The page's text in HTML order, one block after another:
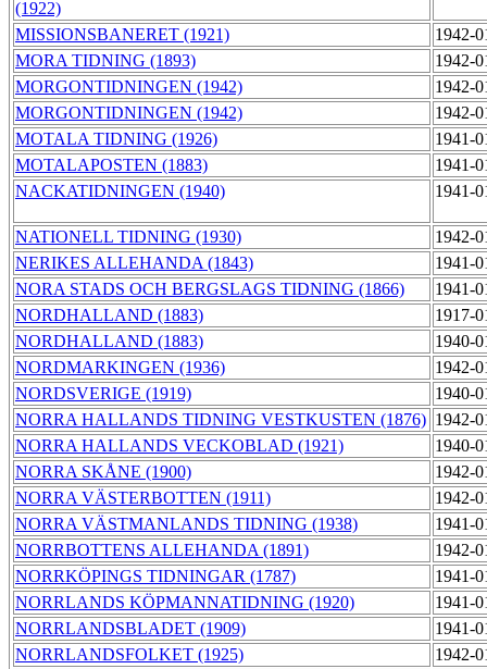
(1922)
MISSIONSBANERET (1921)
1942-
MORA TIDNING (1893)
1942-
MORGONTIDNINGEN (1942)
1942-
MORGONTIDNINGEN (1942)
1942-
MOTALA TIDNING (1926)
1941-
MOTALAPOSTEN (1883)
1941-
NACKATIDNINGEN (1940)
1941-
NATIONELL TIDNING (1930)
1942-
NERIKES ALLEHANDA (1843)
1941-
NORA STADS OCH BERGSLAGS TIDNING (1866)
1941-
NORDHALLAND (1883)
1917-
NORDHALLAND (1883)
1940-
NORDMARKINGEN (1936)
1942-
NORDSVERIGE (1919)
1940-
NORRA HALLANDS TIDNING VESTKUSTEN (1876) 1942-
NORRA HALLANDS VECKOBLAD (1921)
1940-
NORRA SKÅNE (1900)
1942-
NORRA VÄSTERBOTTEN (1911)
1942-
NORRA VÄSTMANLANDS TIDNING (1938)
1941-
NORRBOTTENS ALLEHANDA (1891)
1942-
NORRKÖPINGS TIDNINGAR (1787)
1941-
NORRLANDS KÖPMANNATIDNING (1920)
1941-
NORRLANDSBLADET (1909)
1941-
NORRLANDSFOLKET (1925)
1942-